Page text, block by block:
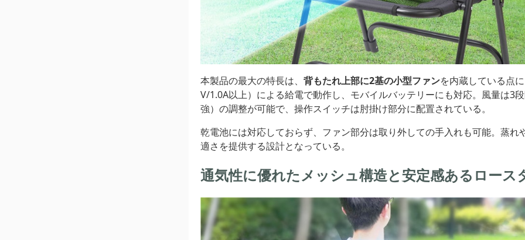
本製品の最大の特長は、 背もたれ上部に2基の小型ファンを内蔵している点
V/1.0A以上）による給電で動作し、モバイルバッテリーにも対応。風量は3
強）の調整が可能で、操作スイッチは肘掛け部分に配置されている。
乾電池には対応しておらず、ファン部分は取り外しての手入れも可能。蒸れ
適さを提供する設計となっている。
通気性に優れたメッシュ構造と安定感あるロース